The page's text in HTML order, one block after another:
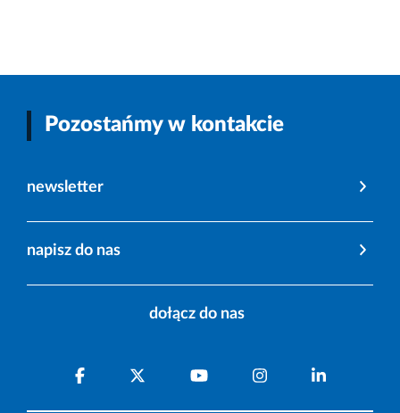
Pozostańmy w kontakcie
newsletter
napisz do nas
dołącz do nas